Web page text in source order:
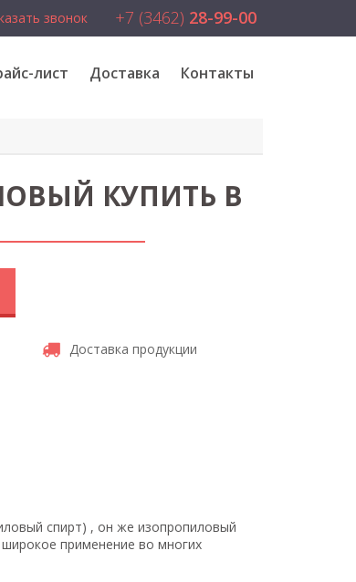
звонок +7 (3462) 28-99-00
лист Доставка Контакты
КУПИТЬ В
Доставка продукции
спирт) , он же изопропиловый
применение во многих